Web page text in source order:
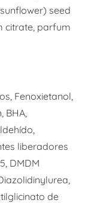
seed
citrate, parfum
Fenoxietanol,
BHA,
liberadores
DMDM
de